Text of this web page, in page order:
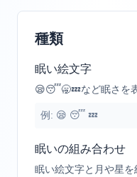
種類
眠い絵文字
😪😴🥱💤など眠さを
例: 😪 😴 💤
眠いの組み合わせ
眠い絵文字と月や星を